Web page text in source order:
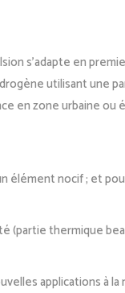
s’adapte en
utilisant une
en zone urbaine ou
élément nocif ; et
(partie thermique
applications à